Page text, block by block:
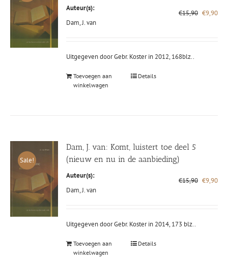
Auteur(s):
Dam, J. van
€15,90 €9,90
Uitgegeven door Gebr. Koster in 2012, 168blz..
Toevoegen aan
winkelwagen
Details
Sale!
Dam, J. van: Komt, luistert toe deel 5
(nieuw en nu in de aanbieding)
Auteur(s):
Dam, J. van
€15,90 €9,90
Uitgegeven door Gebr. Koster in 2014, 173 blz..
Toevoegen aan
winkelwagen
Details